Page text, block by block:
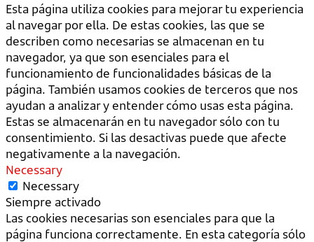
Esta página utiliza cookies para mejorar tu experiencia
al navegar por ella. De estas cookies, las que se
describen como necesarias se almacenan en tu
navegador, ya que son esenciales para el
funcionamiento de funcionalidades básicas de la
página. También usamos cookies de terceros que nos
ayudan a analizar y entender cómo usas esta página.
Estas se almacenarán en tu navegador sólo con tu
consentimiento. Si las desactivas puede que afecte
negativamente a la navegación.
Necessary
Necessary
Siempre activado
Las cookies necesarias son esenciales para que la
página funciona correctamente. En esta categoría sólo